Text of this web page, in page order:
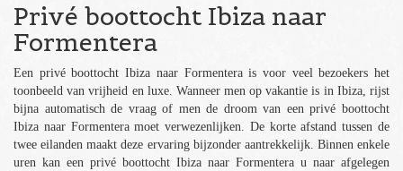
Privé boottocht Ibiza naar
Formentera
Een privé boottocht Ibiza naar Formentera is voor veel bezoekers het
toonbeeld van vrijheid en luxe. Wanneer men op vakantie is in Ibiza, rijst
bijna automatisch de vraag of men de droom van een privé boottocht
Ibiza naar Formentera moet verwezenlijken. De korte afstand tussen de
twee eilanden maakt deze ervaring bijzonder aantrekkelijk. Binnen enkele
uren kan een privé boottocht Ibiza naar Formentera u naar afgelegen